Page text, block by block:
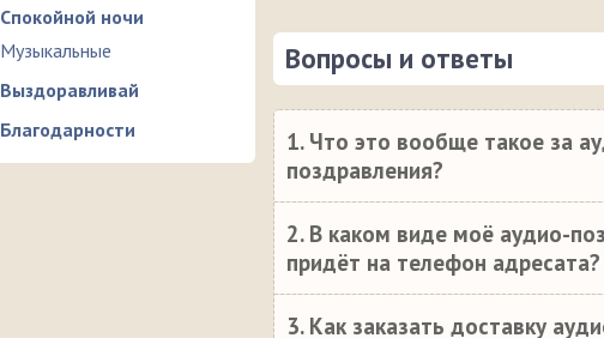
Спокойной ночи
Музыкальные
Выздоравливай
Благодарности
Вопросы и ответы
1. Что это вообще такое за
поздравления?
2. В каком виде моё аудио-
придёт на телефон адресата?
3. Как заказать доставку